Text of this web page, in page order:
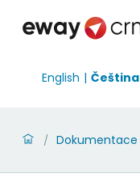
English Čeština
/ Dokumentace